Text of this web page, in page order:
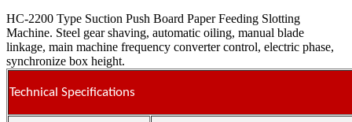
HC-2200 Type Suction Push Board Paper Feeding Slotting
Machine. Steel gear shaving, automatic oiling, manual blade
linkage, main machine frequency converter control, electric phase,
synchronize box height.
Technical Specifications